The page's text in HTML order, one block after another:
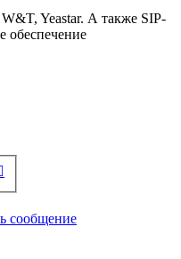
Yeastar. А также SIP-
обеспечение
сообщение